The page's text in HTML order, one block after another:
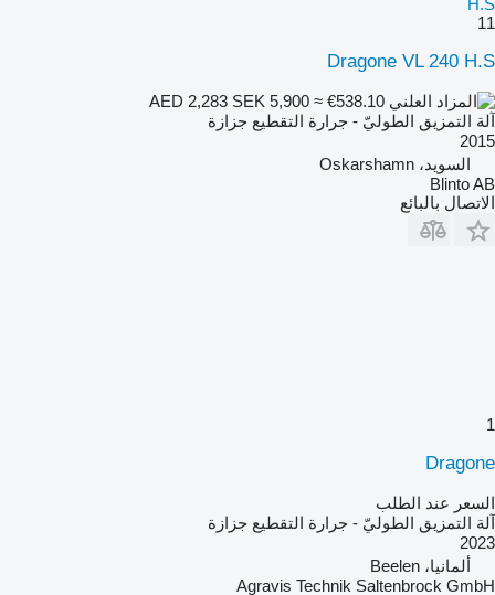
H.S
11
Dragone VL 240 H.S
SEK 5,900 ≈ €538.10
آلة التمزيق الطوليّ - جرارة التقطيع جزازة
2015
السويد، Oskarshamn
Blinto AB
الاتصال بالبائع
1
Dragone
السعر عند الطلب
آلة التمزيق الطوليّ - جرارة التقطيع جزازة
2023
ألمانيا، Beelen
Agravis Technik Saltenbrock GmbH